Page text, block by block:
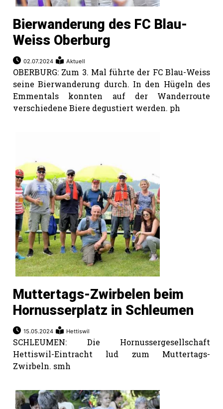
Bierwanderung des FC Blau-
Weiss Oberburg
02.07.2024 Aktuell
OBERBURG: Zum 3. Mal führte der FC Blau-Weiss
seine Bierwanderung durch. In den Hügeln des
Emmentals konnten auf der Wanderroute
verschiedene Biere degustiert werden. ph
Muttertags-Zwirbelen beim
Hornusserplatz in Schleumen
15.05.2024 Hettiswil
SCHLEUMEN: Die Hornussergesellschaft
Hettiswil-Eintracht lud zum Muttertags-
Zwirbeln. smh